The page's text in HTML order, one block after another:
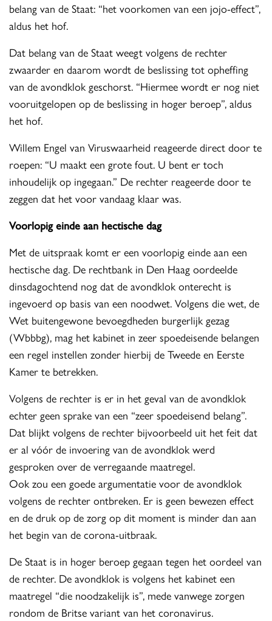
belang van de Staat: “het voorkomen van een jojo-effect”,
aldus het hof.
Dat belang van de Staat weegt volgens de rechter
zwaarder en daarom wordt de beslissing tot opheffing
van de avondklok geschorst. “Hiermee wordt er nog niet
vooruitgelopen op de beslissing in hoger beroep”, aldus
het hof.
Willem Engel van Viruswaarheid reageerde direct door te
roepen: “U maakt een grote fout. U bent er toch
inhoudelijk op ingegaan.” De rechter reageerde door te
zeggen dat het voor vandaag klaar was.
Voorlopig einde aan hectische dag
Met de uitspraak komt er een voorlopig einde aan een
hectische dag. De rechtbank in Den Haag oordeelde
dinsdagochtend nog dat de avondklok onterecht is
ingevoerd op basis van een noodwet. Volgens die wet, de
Wet buitengewone bevoegdheden burgerlijk gezag
(Wbbbg), mag het kabinet in zeer spoedeisende belangen
een regel instellen zonder hierbij de Tweede en Eerste
Kamer te betrekken.
Volgens de rechter is er in het geval van de avondklok
echter geen sprake van een “zeer spoedeisend belang”.
Dat blijkt volgens de rechter bijvoorbeeld uit het feit dat
er al vóór de invoering van de avondklok werd
gesproken over de verregaande maatregel.
Ook zou een goede argumentatie voor de avondklok
volgens de rechter ontbreken. Er is geen bewezen effect
en de druk op de zorg op dit moment is minder dan aan
het begin van de corona-uitbraak.
De Staat is in hoger beroep gegaan tegen het oordeel van
de rechter. De avondklok is volgens het kabinet een
maatregel “die noodzakelijk is”, mede vanwege zorgen
rondom de Britse variant van het coronavirus.